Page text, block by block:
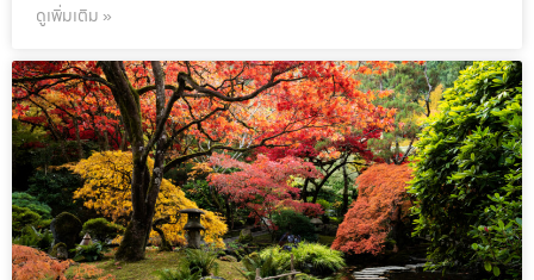
ดูเพิ่มเติม »